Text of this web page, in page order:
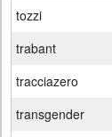
tozzi
trabant
tracciazero
transgender